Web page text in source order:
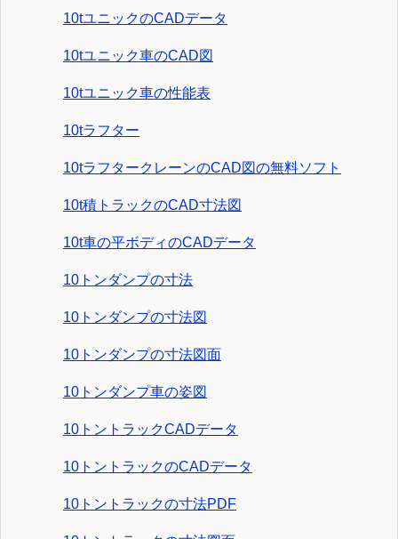
10tユニックのCADデータ
10tユニック車のCAD図
10tユニック車の性能表
10tラフター
10tラフタークレーンのCAD図の無料ソフト
10t積トラックのCAD寸法図
10t車の平ボディのCADデータ
10トンダンプの寸法
10トンダンプの寸法図
10トンダンプの寸法図面
10トンダンプ車の姿図
10トントラックCADデータ
10トントラックのCADデータ
10トントラックの寸法PDF